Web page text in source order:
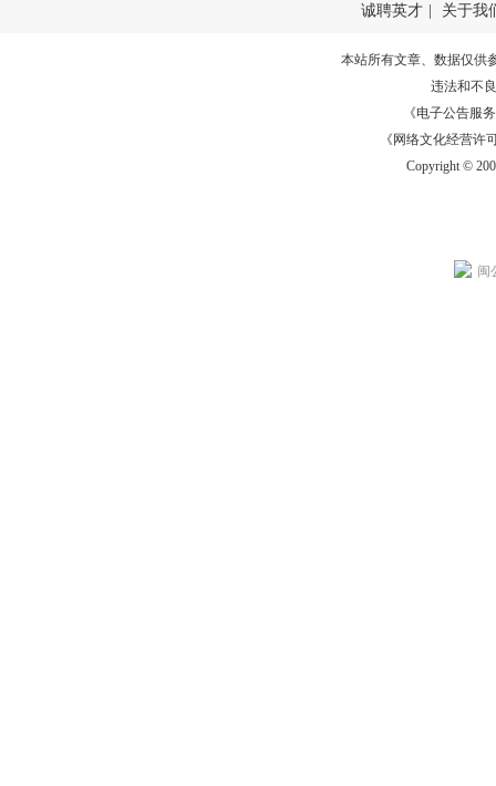
诚聘英才 | 关于我
本站所有文章、数据仅供
违法和不
《电子公告服务
《网络文化经营许
Copyright ©
闽